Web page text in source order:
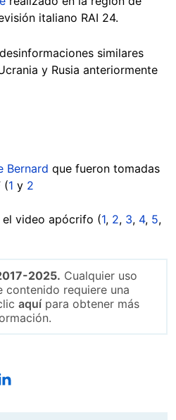
italiano RAI 24.
similares
y Rusia anteriormente
Bernard que fueron tomadas
(1 y 2
el video apócrifo (1, 2, 3, 4, 5,
2025. Cualquier uso
contenido requiere una
aquípara obtener más